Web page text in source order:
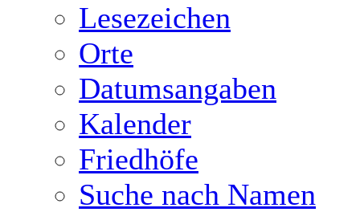
Lesezeichen
Orte
Datumsangaben
Kalender
Friedhöfe
Suche nach Namen